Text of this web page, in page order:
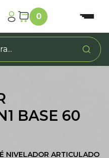
0
BASE 60
NIVELADOR ARTICULADO